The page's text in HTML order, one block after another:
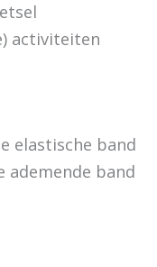
activiteiten
elastische band
ademende band